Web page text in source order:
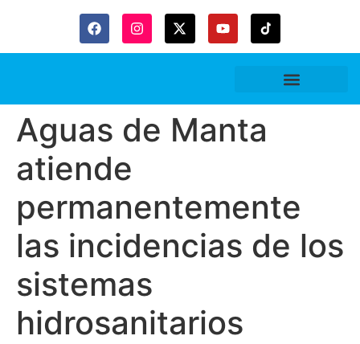
Aguas de Manta
atiende
permanentemente
las incidencias de los
sistemas
hidrosanitarios